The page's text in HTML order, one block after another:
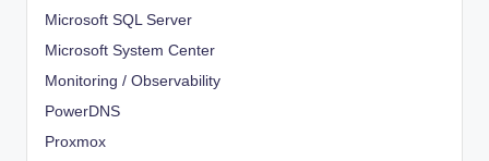
Microsoft SQL Server
Microsoft System Center
Monitoring / Observability
PowerDNS
Proxmox